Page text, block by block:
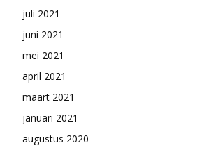
juli 2021
juni 2021
mei 2021
april 2021
maart 2021
januari 2021
augustus 2020